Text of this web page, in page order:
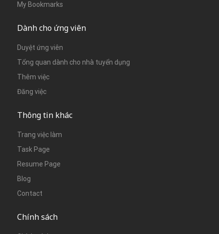
My Bookmarks
Dành cho ứng viên
Duyệt ứng viên
Tổng quan dành cho nhà tuyển dụng
Thêm việc
Đăng việc
Thông tin khác
Trang việc làm
Task Page
Resume Page
Blog
Contact
Chính sách